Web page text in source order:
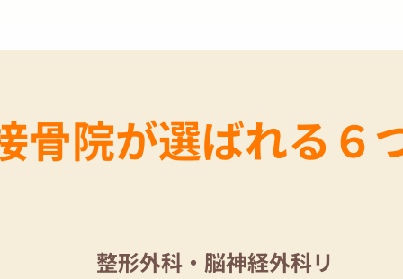
骨院が選ばれる６
整形外科・脳神経外科リ